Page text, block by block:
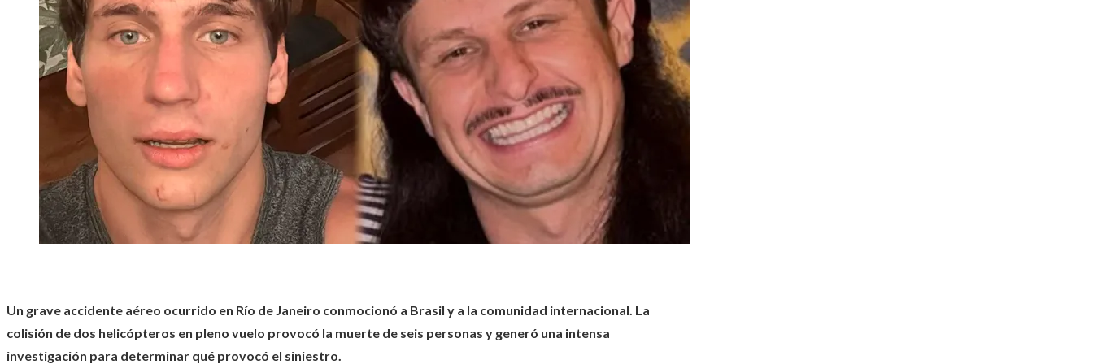
Un grave accidente aéreo ocurrido en Río de Janeiro conmocionó a Brasil y a la comunidad internacional. La
colisión de dos helicópteros en pleno vuelo provocó la muerte de seis personas y generó una intensa
investigación para determinar qué provocó el siniestro.